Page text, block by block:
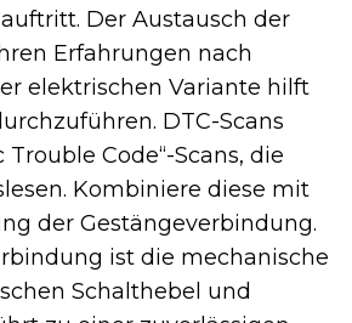
Der Austausch der
Erfahrungen nach
elektrischen Variante hilft
DTC-Scans
Code“-Scans, die
Kombiniere diese mit
der Gestängeverbindung.
ist die mechanische
Schalthebel und